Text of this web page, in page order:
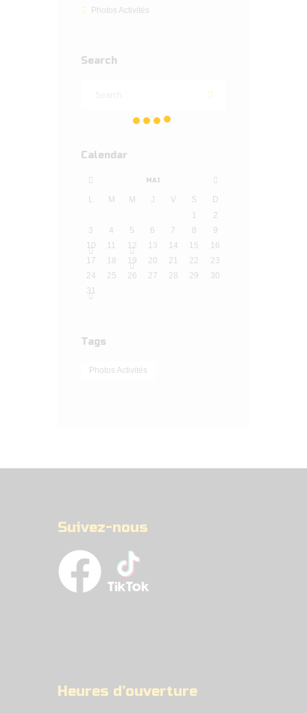
Photos Activités
Search
Calendar
MAI
L M M J V S
D
1
2
3
4 5 6 7 8
9
10
11 12 13 14 15
16
17
18 19 20 21 22
23
24
25 26 27 28 29
30
31
Tags
Photos Activités
Suivez-nous
Heures d’ouverture